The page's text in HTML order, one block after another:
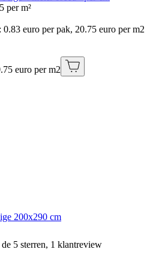
per m²
euro per pak, 20.75 euro per m2
euro per m2
200x290 cm
5 sterren, 1 klantreview